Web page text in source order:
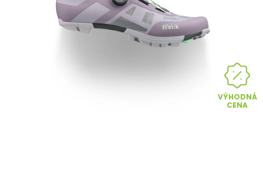
VÝHODNÁ
CENA